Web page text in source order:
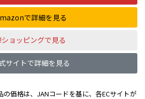
で詳細を見る
ショッピングで見る
サイトで詳細を見る
価格は、JANコードを基に、各ECサイトが